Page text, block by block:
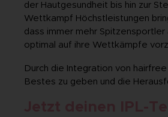
der Hautgesundheit bis hin zur
Wettkampf Höchstleistungen
dass immer mehr
optimal auf ihre Wettkämpfe
Durch die Integration von
Bestes zu geben und die